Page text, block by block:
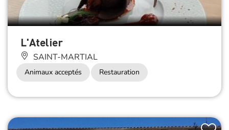
L'Atelier
SAINT-MARTIAL
Animaux acceptés Restauration